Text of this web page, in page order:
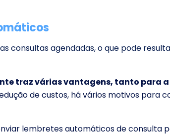
consultas agendadas, o que pode
traz várias vantagens, tanto para
de custos, há vários motivos para
lembretes automáticos de consulta